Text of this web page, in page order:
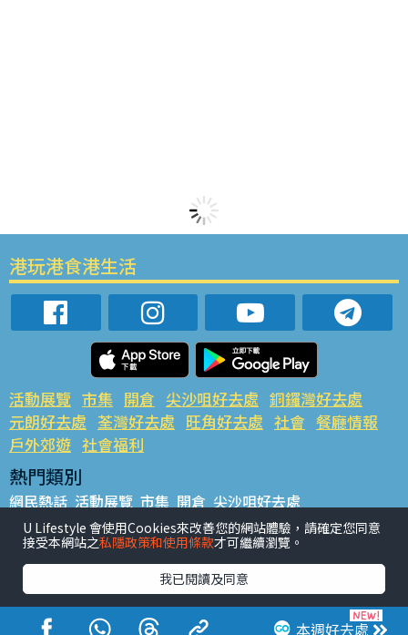
本週好去處
港玩港食港生活
活動展覽 市集 開倉 尖沙咀好去處 銅鑼灣好去處
元朗好去處 荃灣好去處 旺角好去處 社會 餐廳情報
戶外郊遊 社會福利
熱門類別
網民熱話 活動展覽 市集 開倉 尖沙咀好去處
銅鑼灣好去處 元朗好去處 荃灣好去處 旺角好去處 社會
餐廳情報 戶外郊遊
熱門標籤
#UGO搵好去處 #人氣活動推介 #美食社群熱話
#親子玩樂好去處
#ULifestyle應用程式
#限時搶
U Lifestyle 會使用Cookies來改善您的網站體驗，請確定您同意
接受本網站之私隱政策和使用條款才可繼續瀏覽。
我已閱讀及同意